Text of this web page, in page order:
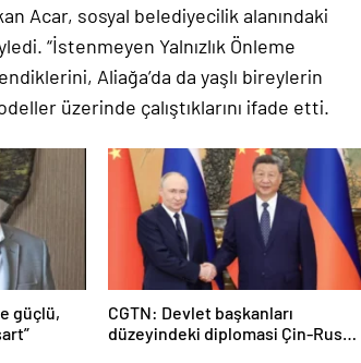
Acar, sosyal belediyecilik alanındaki
“İstenmeyen Yalnızlık Önleme
Aliağa’da da yaşlı bireylerin
üzerinde çalıştıklarını ifade etti.
güçlü,
CGTN: Devlet başkanları
düzeyindeki diplomasi Çin-Rusya